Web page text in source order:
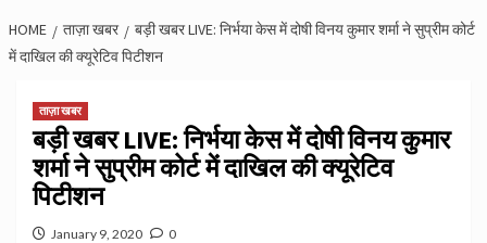
HOME ताज़ा खबर
बड़ी खबर LIVE: निर्भया केस में दोषी विनय कुमार शर्मा ने सुप्रीम कोर्ट
में दाखिल की क्यूरेटिव पिटीशन
ताज़ा खबर
बड़ी खबर LIVE: निर्भया केस में दोषी विनय कुमार
शर्मा ने सुप्रीम कोर्ट में दाखिल की क्यूरेटिव
पिटीशन
January 9, 2020 0